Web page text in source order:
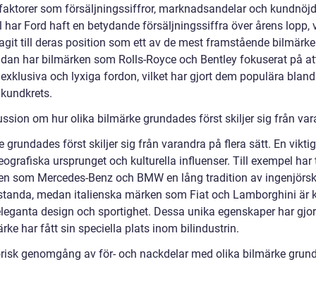
som försäljningssiffror, marknadsandelar och
har Ford haft en betydande försäljningssiffra över årens lopp,
till deras position som ett av de mest framstående
har bilmärken som Rolls-Royce och Bentley fokuserat på
och lyxiga fordon, vilket har gjort dem populära
om hur olika bilmärke grundades först skiljer sig från
grundades först skiljer sig från varandra på flera sätt. En
ursprunget och kulturella influenser. Till exempel har
som Mercedes-Benz och BMW en lång tradition av
medan italienska märken som Fiat och Lamborghini är
design och sportighet. Dessa unika egenskaper har
har fått sin speciella plats inom bilindustrin.
genomgång av för- och nackdelar med olika bilmärke